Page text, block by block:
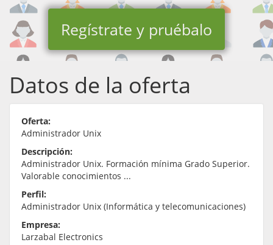
Regístrate y pruébalo
Datos de la oferta
Oferta:
Administrador Unix
Descripción:
Administrador Unix. Formación mínima Grado Superior.
Valorable conocimientos ...
Perfil:
Administrador Unix (Informática y telecomunicaciones)
Empresa:
Larzabal Electronics